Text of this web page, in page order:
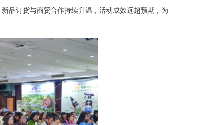
品订货与商贸合作持续升温，活动成效远超预期，为